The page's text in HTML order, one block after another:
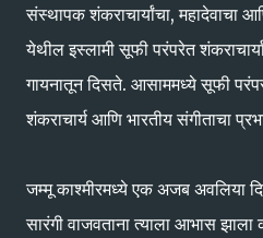
संस्थापक शंकराचार्यांचा, महादेवाचा
येथील इस्लामी सूफी परंपरेत
गायनातून दिसते. आसाममध्ये सूफी
शंकराचार्य आणि भारतीय संगीताचा
जम्मू काश्मीरमध्ये एक अजब अवलिया
सारंगी वाजवताना त्याला आभास